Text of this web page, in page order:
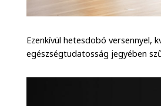
Ezenkívül hetesdobó versennyel,
egészségtudatosság jegyében